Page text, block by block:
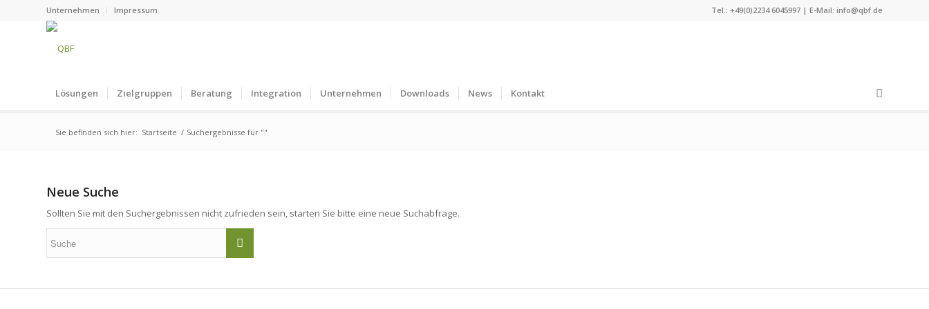
Unternehmen Impressum Tel.: +49(0)2234 6045997 | E-Mail: info@qbf.de
Lösungen Zielgruppen Beratung Integration Unternehmen Downloads News Kontakt
Sie befinden sich hier: Startseite / Suchergebnisse für ""
Neue Suche
Sollten Sie mit den Suchergebnissen nicht zufrieden sein, starten Sie bitte eine neue Suchabfrage.